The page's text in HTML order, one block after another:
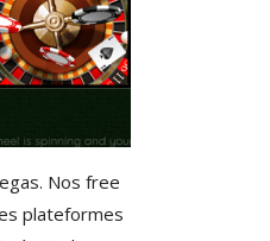
Nos free
plateformes